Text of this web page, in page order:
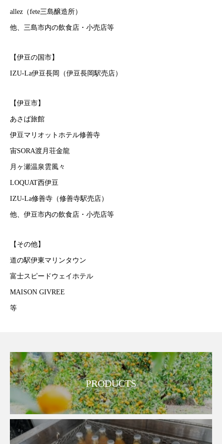
allez（fete三島醸造所）
他、三島市内の飲食店・小売店等
【伊豆の国市】
IZU-La伊豆長岡（伊豆長岡駅売店）
【伊豆市】
あさば旅館
伊豆マリオットホテル修善寺
宙SORA渡月荘金龍
月ヶ瀬温泉雲風々
LOQUAT西伊豆
IZU-La修善寺（修善寺駅売店）
他、伊豆市内の飲食店・小売店等
【その他】
道の駅伊東マリンタウン
富士スピードウェイホテル
MAISON GIVREE
等
PRODUCTS